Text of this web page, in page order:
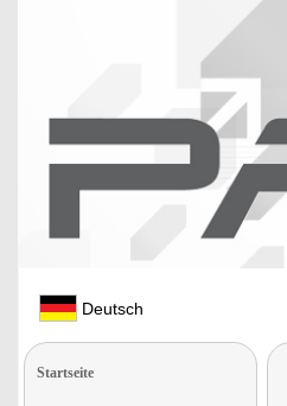
Deutsch
Startseite